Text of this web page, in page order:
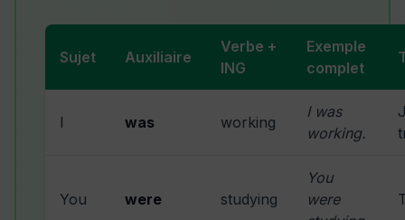
Sujet Auxiliaire
Verbe +
ING
Exemple
complet
I was working
I was
working.
You were studying
You
were